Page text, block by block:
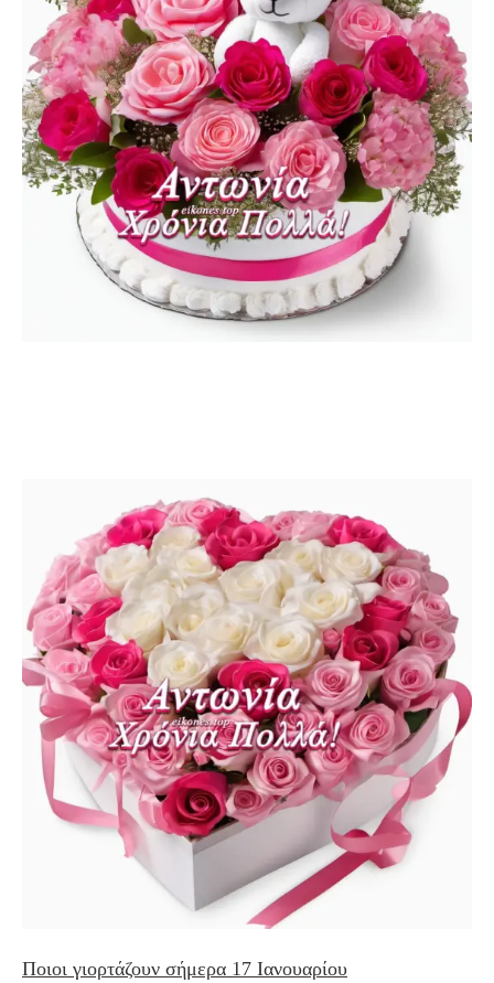
Ποιοι γιορτάζουν σήμερα 17 Ιανουαρίου